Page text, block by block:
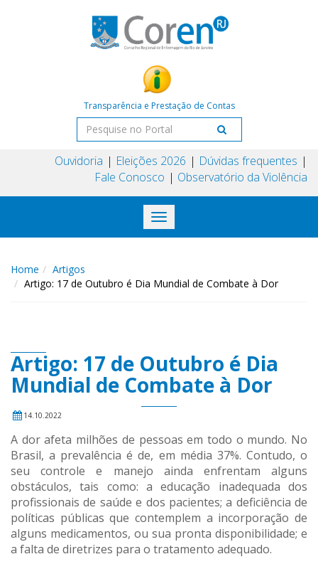
Transparência e Prestação de Contas
Ouvidoria Eleições 2026
Dúvidas frequentes
Fale Conosco
Observatório da Violência
Toggle
navigation
Home
Artigos
Artigo: 17 de Outubro é Dia Mundial de Combate à Dor
Artigo: 17 de Outubro é Dia
Mundial de Combate à Dor
14.10.2022
A dor afeta milhões de pessoas em todo o mundo. No
Brasil, a prevalência é de, em média 37%. Contudo, o
seu controle e manejo ainda enfrentam alguns
obstáculos, tais como: a educação inadequada dos
profissionais de saúde e dos pacientes; a deficiência de
políticas públicas que contemplem a incorporação de
alguns medicamentos, ou sua pronta disponibilidade; e
a falta de diretrizes para o tratamento adequado.